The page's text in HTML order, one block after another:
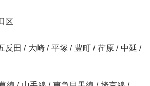
区
反田 / 大崎 / 平塚 / 豊町 / 荏原 / 中延 /